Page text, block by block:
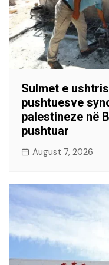
Sulmet e
pushtuesve
palestineze në
pushtuar
August 7, 2026